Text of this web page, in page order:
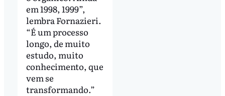
em 1998, 1999”,
lembra Fornazieri.
“É um processo
longo, de muito
estudo, muito
conhecimento, que
vem se
transformando.”